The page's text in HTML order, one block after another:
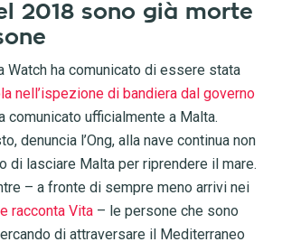
2018 sono già morte
Watch ha comunicato di essere stata
nell’ispezione di bandiera dal governo
comunicato ufficialmente a Malta.
denuncia l’Ong, alla nave continua non
di lasciare Malta per riprendere il mare.
– a fronte di sempre meno arrivi nei
racconta Vita– le persone che sono
di attraversare il Mediterraneo